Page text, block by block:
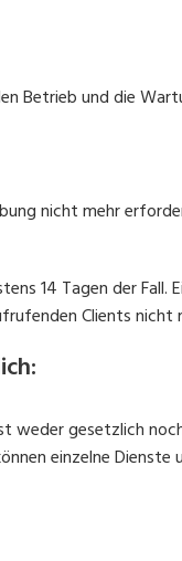
Betrieb und die
nicht mehr
14 Tagen der
Clients nicht
gesetzlich
einzelne